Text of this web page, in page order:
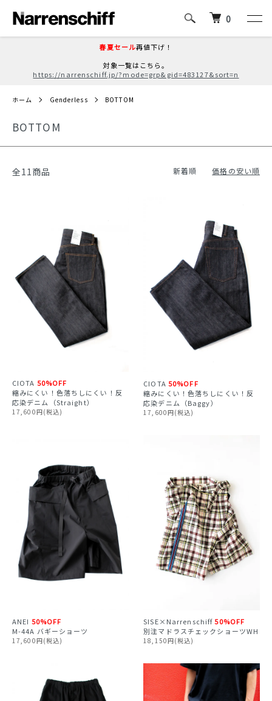
春夏セール再値下げ！
対象一覧はこちら。
https://narrenschiff.jp/?mode=grp&gid=483127&sort=n
0
ホーム Genderless BOTTOM
BOTTOM
全11商品 新着順 価格の安い順
CIOTA 50%OFF
縮みにくい！色落ちしにくい！反
応染デニム（Straight）
17,600円(税込)
CIOTA 50%OFF
縮みにくい！色落ちしにくい！反
応染デニム（Baggy）
17,600円(税込)
ANEI 50%OFF
M-44A バギーショーツ
17,600円(税込)
SISE×Narrenschiff50%OFF
別注マドラスチェックショーツWH
18,150円(税込)